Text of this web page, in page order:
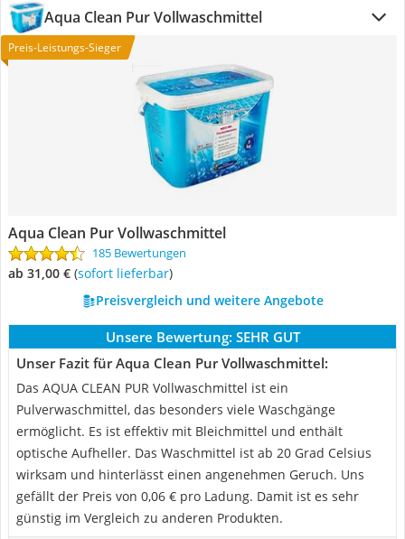
Aqua Clean Pur Vollwaschmittel
Preis-Leistungs-Sieger
Aqua Clean Pur Vollwaschmittel
185 Bewertungen
ab 31,00 € ( Sofort lieferbar)
Preisvergleich und weitere Angebote
Unsere Bewertung: SEHR GUT
Unser Fazit für Aqua Clean Pur Vollwaschmittel:
Das AQUA CLEAN PUR Vollwaschmittel ist ein
Pulverwaschmittel, das besonders viele Waschgänge
ermöglicht. Es ist effektiv mit Bleichmittel und enthält
optische Aufheller. Das Waschmittel ist ab 20 Grad Celsius
wirksam und hinterlässt einen angenehmen Geruch. Uns
gefällt der Preis von 0,06 € pro Ladung. Damit ist es sehr
günstig im Vergleich zu anderen Produkten.